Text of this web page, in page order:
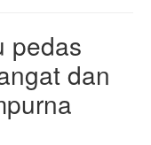
pedas
dan